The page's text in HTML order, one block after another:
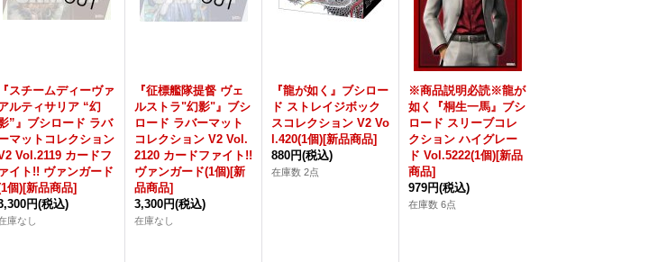
『スチームディーヴァ
ルティサリア “幻
”』ブシロード ラバ
マットコレクション
Vol.2119 カードフ
ァイト!! ヴァンガード
個)[新品商品]
円(税込)
庫なし
『征標艦隊提督 ヴェ
ルストラ"幻影"』ブシ
ロード ラバーマット
コレクション V2 Vol.
2120 カードファイト!!
ヴァンガード(1個)[新
品商品]
3,300円(税込)
在庫なし
『龍が如く』ブシロー
ド ストレイジボック
スコレクション V2 Vo
l.420(1個)[新品商品]
880円(税込)
在庫数 2点
※商品説明必読※龍が
如く『桐生一馬』ブシ
ロード スリーブコレ
クション ハイグレー
ド Vol.5222(1個)[新品
商品]
979円(税込)
在庫数 6点